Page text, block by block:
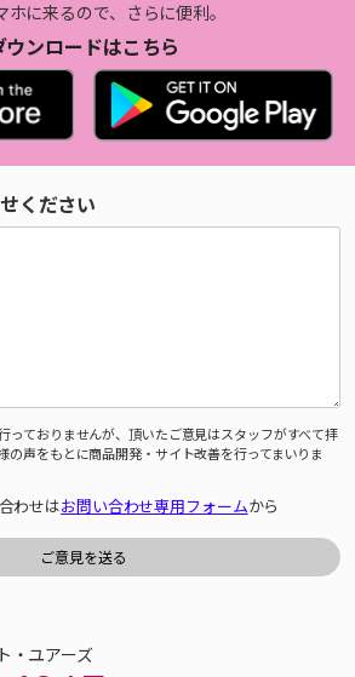
に来るので、さらに便利。
ウンロードはこちら
ください
っておりませんが、頂いたご意見はスタッフがすべて拝
の声をもとに商品開発・サイト改善を行ってまいりま
わせはお問い合わせ専用フォームから
・ユアーズ